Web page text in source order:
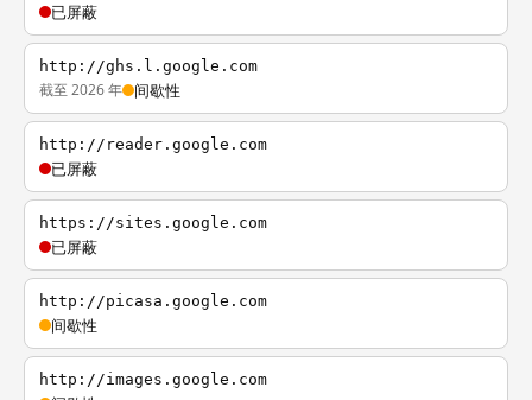
已屏蔽
http://ghs.l.google.com
截至 2026 年 间歇性
http://reader.google.com
已屏蔽
https://sites.google.com
已屏蔽
http://picasa.google.com
间歇性
http://images.google.com